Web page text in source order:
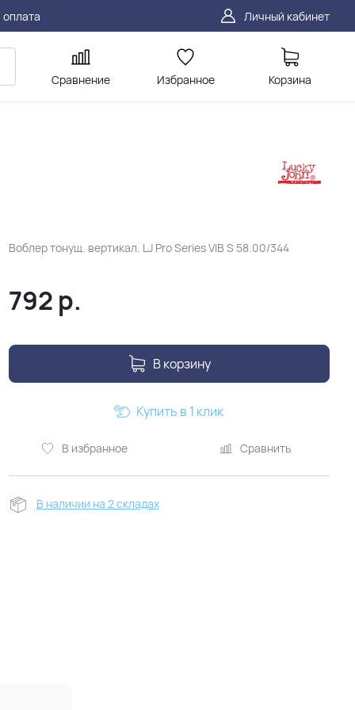
Личный кабинет
Сравнение Избранное Корзина
Воблер тонущ. вертикал. LJ Pro Series VIB S 58.00/344
792 р.
В корзину
В избранное Сравнить
Купить в 1 клик
В наличии на 2 складах